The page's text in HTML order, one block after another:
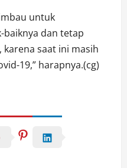
untuk
baiknya dan tetap
saat ini masih
19,” harapnya.(cg)